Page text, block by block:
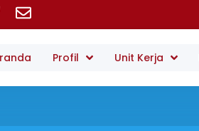
Profil Unit Kerja